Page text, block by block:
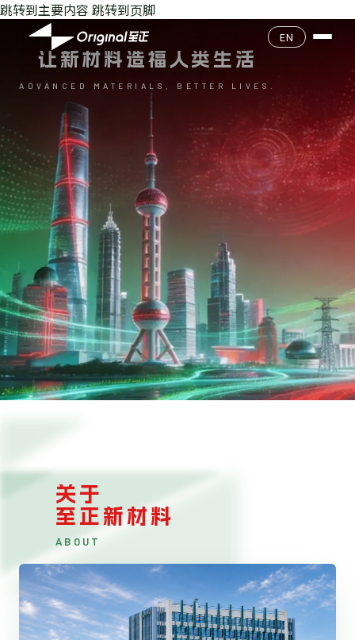
跳转到主要内容 跳转到页脚
公司介绍
企业文化
发展历程
产品目录
环境安全
质量经营
加入我们
EN
让新材料造福人类生活
ADVANCED MATERIALS, BETTER LIVES.
关于
至正新材料
ABOUT